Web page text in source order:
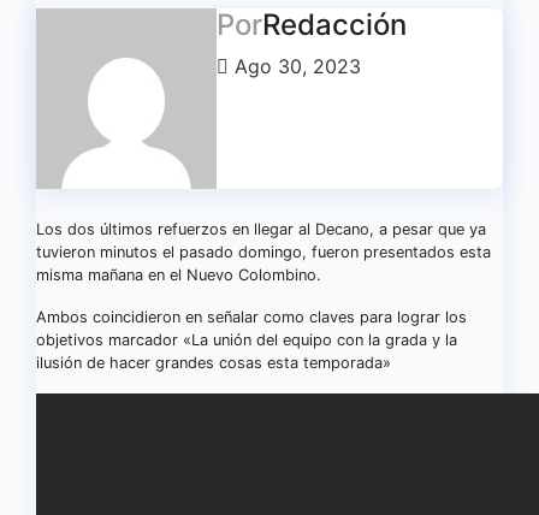
PorRedacción
Ago 30, 2023
Los dos últimos refuerzos en llegar al Decano, a pesar que ya
tuvieron minutos el pasado domingo, fueron presentados esta
misma mañana en el Nuevo Colombino.
Ambos coincidieron en señalar como claves para lograr los
objetivos marcador «La unión del equipo con la grada y la
ilusión de hacer grandes cosas esta temporada»